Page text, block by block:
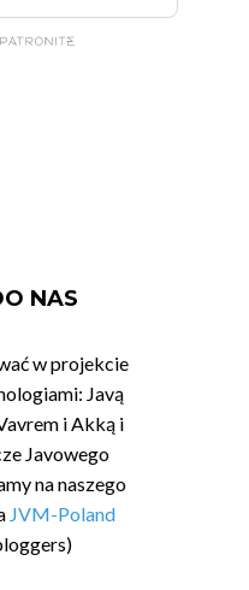
NAS
w projekcie
Javą
i Akką i
Javowego
na naszego
JVM-Poland